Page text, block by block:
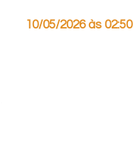
10/05/2026 às 02:50